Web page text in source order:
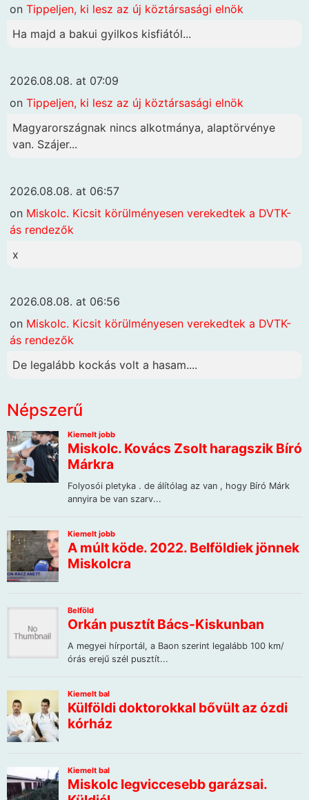
on Tippeljen, ki lesz az új köztársasági elnök
Ha majd a bakui gyilkos kisfiától...
2026.08.08. at 07:09
on Tippeljen, ki lesz az új köztársasági elnök
Magyarországnak nincs alkotmánya, alaptörvénye
van. Szájer...
2026.08.08. at 06:57
on Miskolc. Kicsit körülményesen verekedtek a DVTK-
ás rendezők
x
2026.08.08. at 06:56
on Miskolc. Kicsit körülményesen verekedtek a DVTK-
ás rendezők
De legalább kockás volt a hasam....
Népszerű